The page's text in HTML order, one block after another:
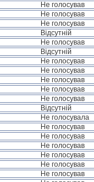
Не голосував
Не голосував
Не голосував
Відсутній
Не голосував
Відсутній
Не голосував
Не голосував
Не голосував
Не голосував
Не голосував
Відсутній
Не голосувала
Не голосував
Не голосував
Не голосував
Не голосував
Не голосував
Не голосував